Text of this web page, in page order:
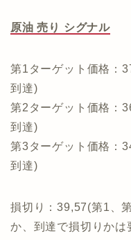
原油 売り シグナル
第1ターゲット価格：
到達)
第2ターゲット価格：
到達)
第3ターゲット価格：
到達)
損切り：39,57(第1、
か、到達で損切りかは